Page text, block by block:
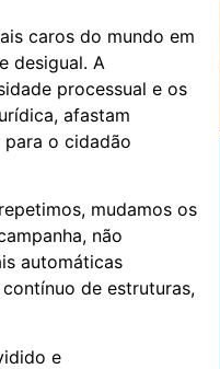
caros do mundo em
desigual. A
processual e os
afastam
para o cidadão
mudamos os
não
automáticas
de estruturas,
e